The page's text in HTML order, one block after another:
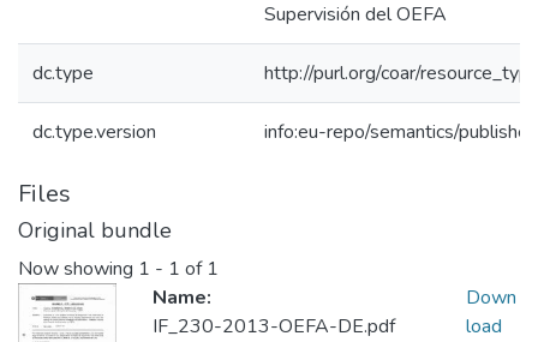
Supervisión del OEFA
dc.type http://purl.org/coar/
dc.type.version info:eu-repo/semantics/
Files
Original bundle
Now showing 1 - 1 of 1
Name:
IF_230-2013-OEFA-DE.pdf
Down
load